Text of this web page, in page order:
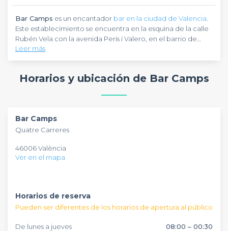
Bar Camps es un encantador bar en la ciudad de Valencia
Este establecimiento se encuentra en la esquina de la calle
Rubén Vela con la avenida Peris i Valero, en el barrio de
Quatre Carreres. Es una parada perfecta para relajarse
después de un paseo por el Central Parc Entrada Philippines
Bar Campste recibe en un ambiente auténtico y
este bar podrás degustar bebidas y platos típicos de la
de quesos y embutidos? O quizás prefieras su famosa receta
de gambas al ajillo con perejil, un verdadero manjar.
momentos con tus amigos o familiares en su hermosa
terraza.
fiesta de empresa, un cumpleaños o una recepción que
organizar? ¡Este es el lugar ideal! Solo tienes que reservar
00h30 los demás días.
Leer más
Horarios y ubicación de Bar Camps
Bar Camps
Quatre Carreres
46006 València
Ver en el mapa
Horarios de reserva
Pueden ser diferentes de los horarios de apertura al público
De lunes a jueves 08:00 – 00:30